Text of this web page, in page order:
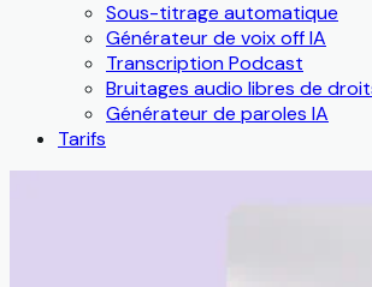
Sous-titrage automatique
Générateur de voix off IA
Transcription Podcast
Bruitages audio libres de
Générateur de paroles IA
Tarifs